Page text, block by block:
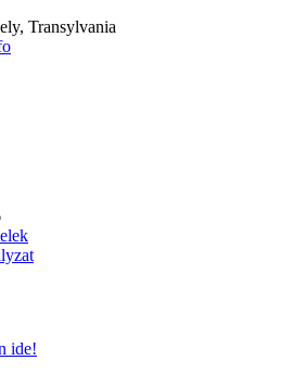
Transylvania
ide!